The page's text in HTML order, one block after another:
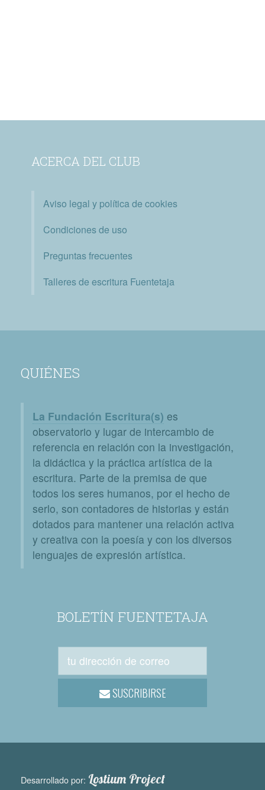
ACERCA DEL CLUB
Aviso legal y política de cookies
Condiciones de uso
Preguntas frecuentes
Talleres de escritura Fuentetaja
QUIÉNES
La Fundación Escritura(s) es
observatorio y lugar de intercambio de
referencia en relación con la investigación,
la didáctica y la práctica artística de la
escritura. Parte de la premisa de que
todos los seres humanos, por el hecho de
serlo, son contadores de historias y están
dotados para mantener una relación activa
y creativa con la poesía y con los diversos
lenguajes de expresión artística.
BOLETÍN FUENTETAJA
SUSCRIBIRSE
Desarrollado por: Lostium Project